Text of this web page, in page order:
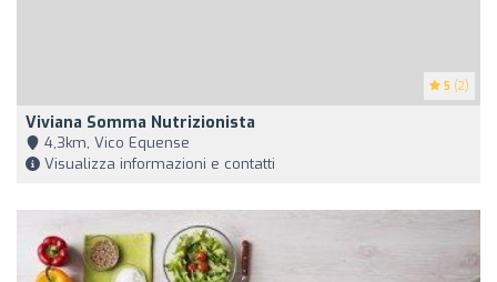
5 (2)
Viviana Somma Nutrizionista
4,3km, Vico Equense
Visualizza informazioni e contatti